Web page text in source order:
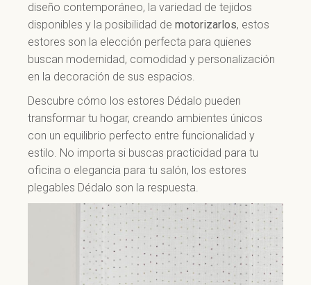
diseño contemporáneo, la variedad de tejidos
disponibles y la posibilidad demotorizarlos, estos
estores son la elección perfecta para quienes
buscan modernidad, comodidad y personalización
en la decoración de sus espacios.
Descubre cómo los estores Dédalo pueden
transformar tu hogar, creando ambientes únicos
con un equilibrio perfecto entre funcionalidad y
estilo. No importa si buscas practicidad para tu
oficina o elegancia para tu salón, los estores
plegables Dédalo son la respuesta.